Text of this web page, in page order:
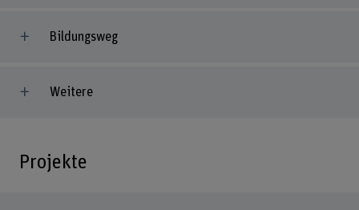
Bildungsweg
Weitere
Projekte